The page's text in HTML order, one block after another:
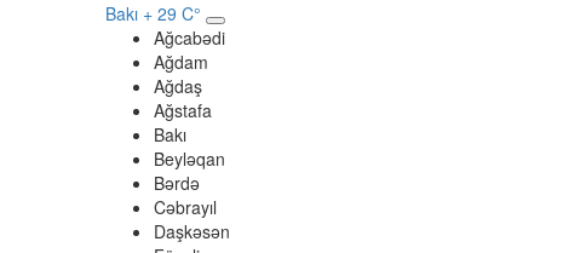
Bakı + 29 C°
Ağcabədi
Ağdam
Ağdaş
Ağstafa
Bakı
Beyləqan
Bərdə
Cəbrayıl
Daşkəsən